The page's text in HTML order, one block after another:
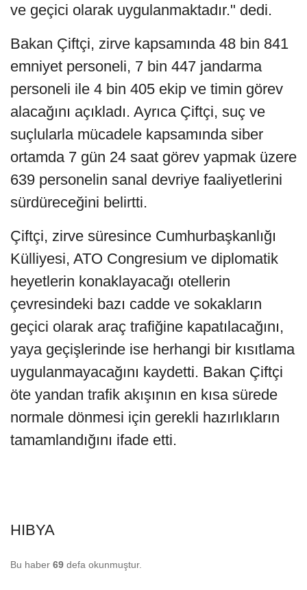
ve geçici olarak uygulanmaktadır." dedi.
Bakan Çiftçi, zirve kapsamında 48 bin 841
emniyet personeli, 7 bin 447 jandarma
personeli ile 4 bin 405 ekip ve timin görev
alacağını açıkladı. Ayrıca Çiftçi, suç ve
suçlularla mücadele kapsamında siber
ortamda 7 gün 24 saat görev yapmak üzere
639 personelin sanal devriye faaliyetlerini
sürdüreceğini belirtti.
Çiftçi, zirve süresince Cumhurbaşkanlığı
Külliyesi, ATO Congresium ve diplomatik
heyetlerin konaklayacağı otellerin
çevresindeki bazı cadde ve sokakların
geçici olarak araç trafiğine kapatılacağını,
yaya geçişlerinde ise herhangi bir kısıtlama
uygulanmayacağını kaydetti. Bakan Çiftçi
öte yandan trafik akışının en kısa sürede
normale dönmesi için gerekli hazırlıkların
tamamlandığını ifade etti.
HIBYA
Bu haber 69 defa okunmuştur.